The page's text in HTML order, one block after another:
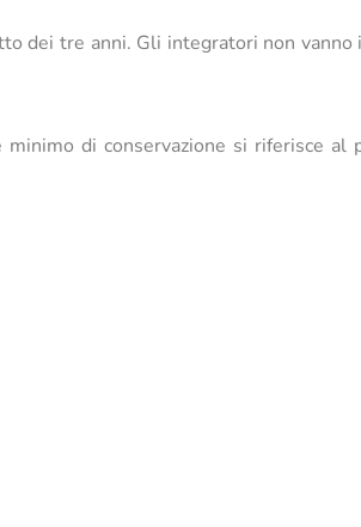
dei tre anni. Gli integratori non
di conservazione si riferisce al